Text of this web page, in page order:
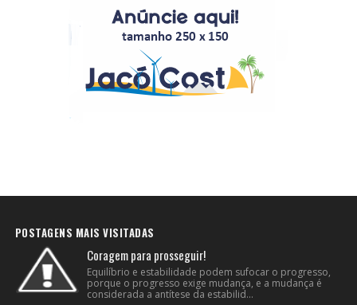
POSTAGENS MAIS VISITADAS
Coragem para prosseguir!
Equilíbrio e estabilidade podem sufocar o progresso,
porque o progresso exige mudança, e a mudança é
considerada a antítese da estabilid...